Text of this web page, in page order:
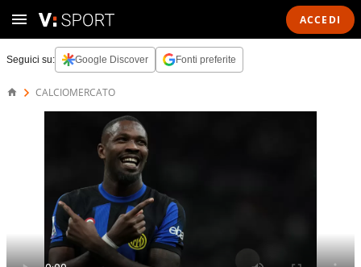
ACCEDI
Seguici su: Google Discover Fonti preferite
CALCIOMERCATO